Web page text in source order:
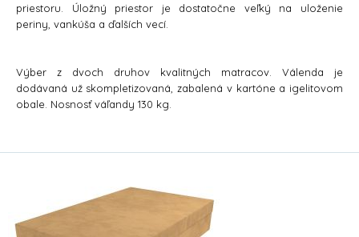
priestoru. Úložný priestor je dostatočne veľký na uloženie
periny, vankúša a ďalších vecí.
Výber z dvoch druhov kvalitných matracov. Válenda je
dodávaná už skompletizovaná, zabalená v kartóne a igelitovom
obale. Nosnosť váľandy 130 kg.